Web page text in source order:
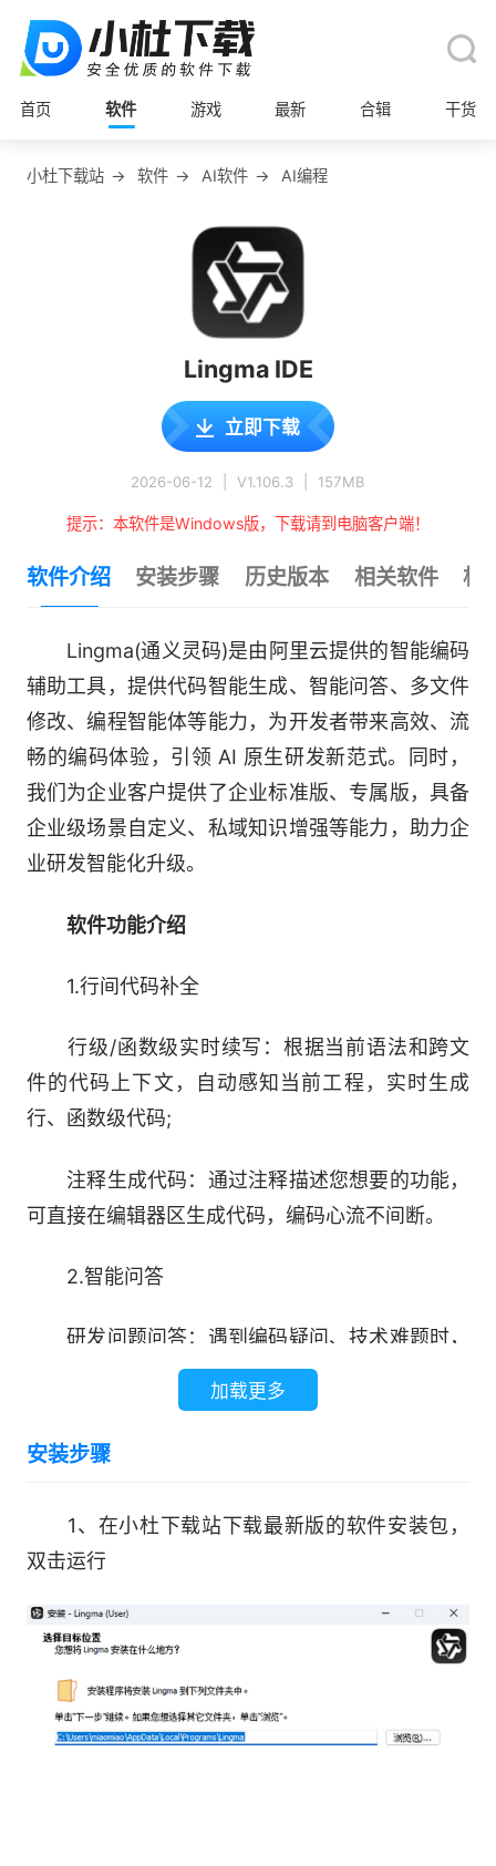
首页 软件 游戏 最新 合辑 干货
小杜下载站 → 软件 → AI软件 → AI编程
Lingma IDE
立即下载
2026-06-12 V1.106.3 157MB
提示：本软件是Windows版，下载请到电脑客户端！
软件介绍 安装步骤 历史版本 相关软件 相
Lingma(通义灵码)是由阿里云提供的智能编码
辅助工具，提供代码智能生成、智能问答、多文件
修改、编程智能体等能力，为开发者带来高效、流
畅的编码体验，引领 AI 原生研发新范式。同时，
我们为企业客户提供了企业标准版、专属版，具备
企业级场景自定义、私域知识增强等能力，助力企
业研发智能化升级。
软件功能介绍
1.行间代码补全
行级/函数级实时续写：根据当前语法和跨文
件的代码上下文，自动感知当前工程，实时生成
行、函数级代码;
注释生成代码：通过注释描述您想要的功能，
可直接在编辑器区生成代码，编码心流不间断。
2.智能问答
研发问题问答：遇到编码疑问、技术难题时，
一键唤起通义灵码，无需离开 IDE 客户端，即可快
速获得答案和解决思路。
工程问答：通过问答即可快速结合当前仓库进
描述需求，结合当前工程生成简单需求或缺陷的整
体修复建议和建议代码。
图片多模态问答：支持选择、拖拽或粘贴将图
片添加为上下文，自动分析图片内容，并根据需求
描述生成代码建议或问题修复建议等。
加载更多
安装步骤
1、在小杜下载站下载最新版的软件安装包，
双击运行